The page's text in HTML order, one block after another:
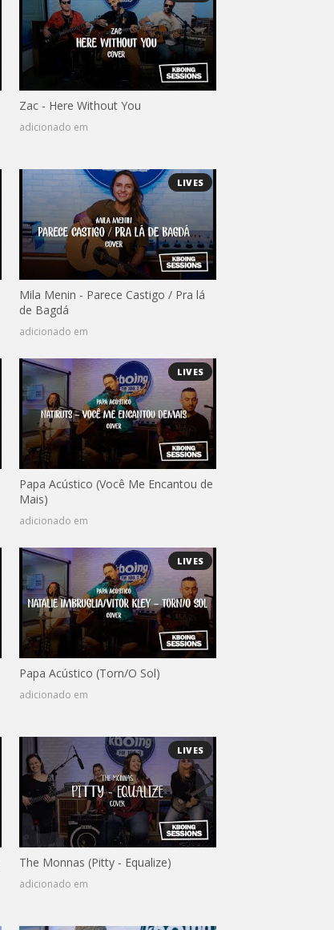
Zac - Here Without You
adicionado em
LIVES
Mila Menin - Parece Castigo / Pra lá
de Bagdá
adicionado em
LIVES
Papa Acústico (Você Me Encantou de
Mais)
adicionado em
LIVES
Papa Acústico (Torn/O Sol)
adicionado em
LIVES
The Monnas (Pitty - Equalize)
adicionado em